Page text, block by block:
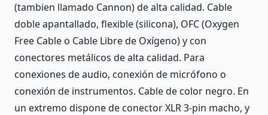
(tambien llamado Cannon) de alta calidad. Cable
doble apantallado, flexible (silicona), OFC (Oxygen
Free Cable o Cable Libre de Oxígeno) y con
conectores metálicos de alta calidad. Para
conexiones de audio, conexión de micrófono o
conexión de instrumentos. Cable de color negro. En
un extremo dispone de conector XLR 3-pin macho, y